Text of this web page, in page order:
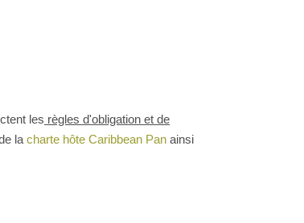
les règles d'obligation et de
la charte hôte Caribbean Pan ainsi